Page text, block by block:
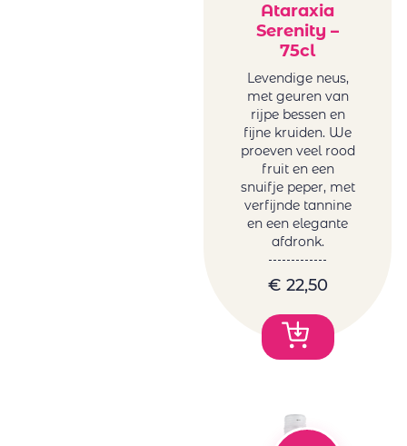
Ataraxia
Serenity –
75cl
Levendige neus,
met geuren van
rijpe bessen en
fijne kruiden. We
proeven veel rood
fruit en een
snuifje peper, met
verfijnde tannine
en een elegante
afdronk.
€ 22,50